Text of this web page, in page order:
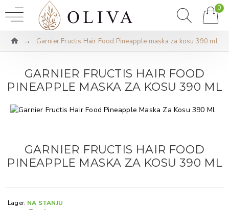
0
Garnier Fructis Hair Food Pineapple maska za kosu 390 ml
GARNIER FRUCTIS HAIR FOOD
PINEAPPLE MASKA ZA KOSU 390 ML
GARNIER FRUCTIS HAIR FOOD
PINEAPPLE MASKA ZA KOSU 390 ML
Lager: NA STANJU